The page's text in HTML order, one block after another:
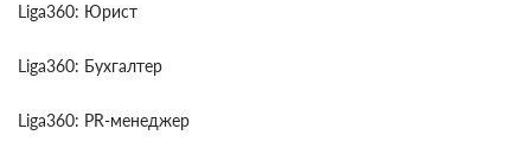
Liga360: Юрист
Liga360: Бухгалтер
Liga360: PR-менеджер